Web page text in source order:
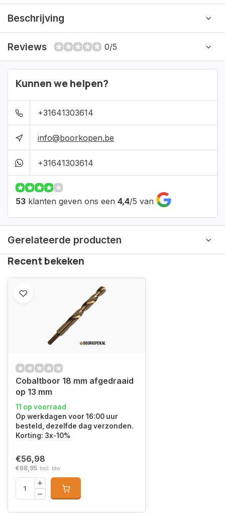
Beschrijving
Reviews 0/5
Kunnen we helpen?
+31641303614
info@boorkopen.be
+31641303614
53 klanten geven ons een 4,4/5 van
Gerelateerde producten
Recent bekeken
Cobaltboor 18 mm afgedraaid
op 13 mm
11 op voorraad
Op werkdagen voor 16:00 uur
besteld, dezelfde dag verzonden.
Korting: 3x-10%
€56,98
€68,95 Incl. btw